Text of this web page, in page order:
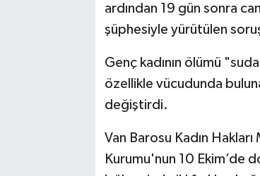
ardından 19 gün sonra
şüphesiyle yürütülen
Genç kadının ölümü
özellikle vücudunda
değiştirdi.
Van Barosu Kadın
Kurumu'nun 10 Ekim’de